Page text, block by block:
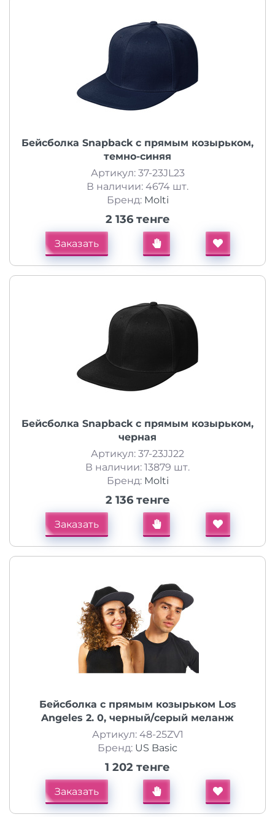
Бейсболка Snapback с прямым козырьком,
темно-синяя
Артикул: 37-23JL23
В наличии: 4674 шт.
Бренд: Molti
2 136 тенге
Заказать
Бейсболка Snapback с прямым козырьком,
черная
Артикул: 37-23JJ22
В наличии: 13879 шт.
Бренд: Molti
2 136 тенге
Заказать
Бейсболка с прямым козырьком Los
Angeles 2. 0, черный/серый меланж
Артикул: 48-25ZV1
Бренд: US Basic
1 202 тенге
Заказать